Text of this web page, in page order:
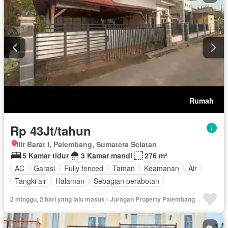
Rumah
Rp 43Jt/tahun
Ilir Barat I, Palembang, Sumatera Selatan
5 Kamar tidur
3 Kamar mandi
276 m²
AC
Garasi Fully fenced Taman Keamanan
Air
Tangki air
Halaman Sebagian perabotan
2 minggu, 2 hari yang lalu masuk - Juragan Property Palembang